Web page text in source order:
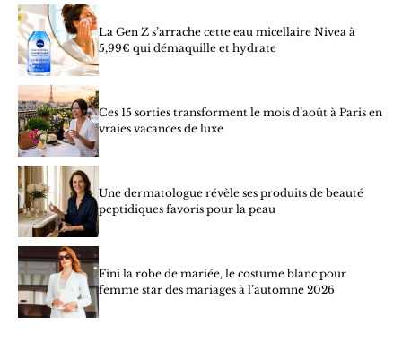
La Gen Z s’arrache cette eau micellaire Nivea à
5,99€ qui démaquille et hydrate
Ces 15 sorties transforment le mois d’août à Paris en
vraies vacances de luxe
Une dermatologue révèle ses produits de beauté
peptidiques favoris pour la peau
Fini la robe de mariée, le costume blanc pour
femme star des mariages à l’automne 2026